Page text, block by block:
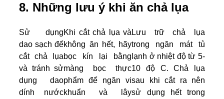
8. Những lưu ý khi ăn chả lụa
Sử dụng
dao sạch để
cắt chả lụa
và tránh sử
dụng dao
dính nước
Khi cắt chả lụa và
không ăn hết, hãy
bọc kín lại bằng
màng bọc thực
phẩm để ngăn vi
khuẩn và lây
Lưu trữ chả lụa
trong ngăn mát tủ
lạnh ở nhiệt độ từ 5-
10 độ C. Chả lụa
sau khi cắt ra nên
sử dụng hết trong